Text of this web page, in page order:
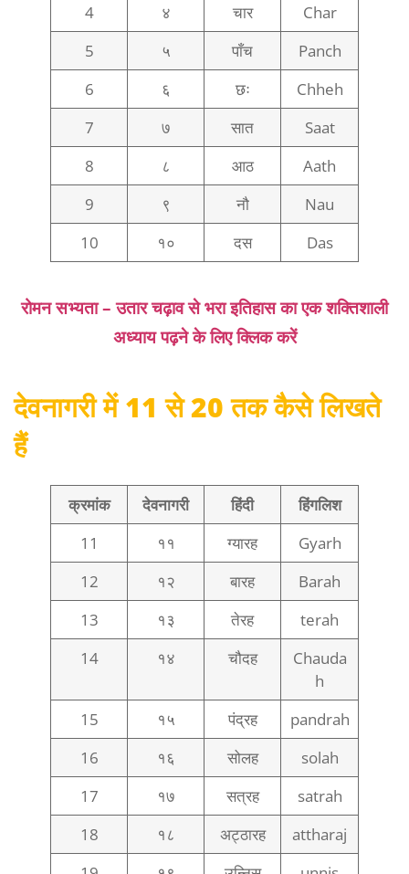
4
४ चार
Char
5
५ पाँच
Panch
6
६ छः
Chheh
7
७ सात
Saat
8
८ आठ
Aath
9
९ नौ
Nau
10
१० दस Das
रोमन सभ्यता – उतार चढ़ाव से भरा इतिहास का एक शक्तिशाली
अध्याय पढ़ने के लिए क्लिक करें
देवनागरी में 11 से 20 तक कैसे लिखते
हैं
क्रमांक देवनागरी हिंदी
हिंगलिश
11
११ ग्यारह
Gyarh
12
१२ बारह
Barah
13
१३ तेरह
terah
14
१४ चौदह
Chauda
h
15
१५ पंद्रह
pandrah
16
१६ सोलह
solah
17
१७ सत्रह
satrah
18
१८ अट्ठारह
attharaj